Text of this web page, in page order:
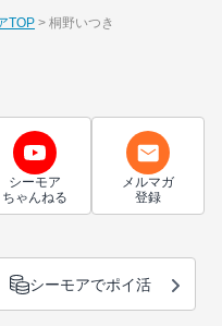
TOP 桐野いつき
シーモア
ちゃんねる
メルマガ
登録
シーモアでポイ活